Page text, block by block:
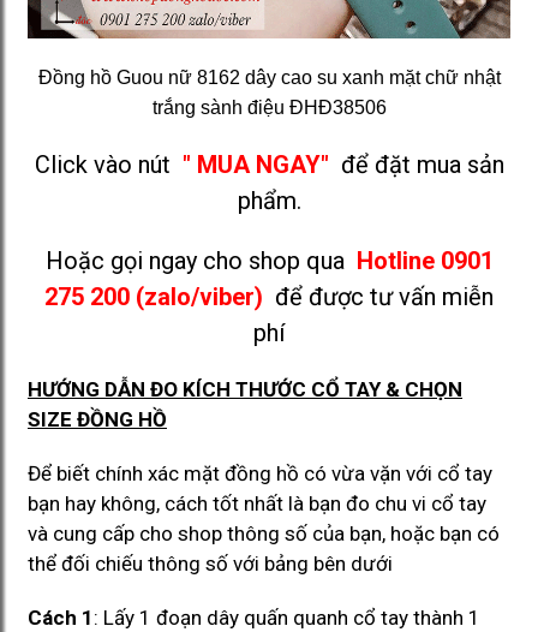
Đồng hồ Guou nữ 8162 dây cao su xanh mặt chữ nhật
trắng sành điệu ĐHĐ38506
Click vào nút " MUA NGAY" để đặt mua sản
phẩm.
Hoặc gọi ngay cho shop qua Hotline 0901
275 200 (zalo/viber) để được tư vấn miễn
phí
HƯỚNG DẪN ĐO KÍCH THƯỚC CỔ TAY & CHỌN
SIZE ĐỒNG HỒ
Để biết chính xác mặt đồng hồ có vừa vặn với cổ tay
bạn hay không, cách tốt nhất là bạn đo chu vi cổ tay
và cung cấp cho shop thông số của bạn, hoặc bạn có
thể đối chiếu thông số với bảng bên dưới
Cách 1 : Lấy 1 đoạn dây quấn quanh cổ tay thành 1